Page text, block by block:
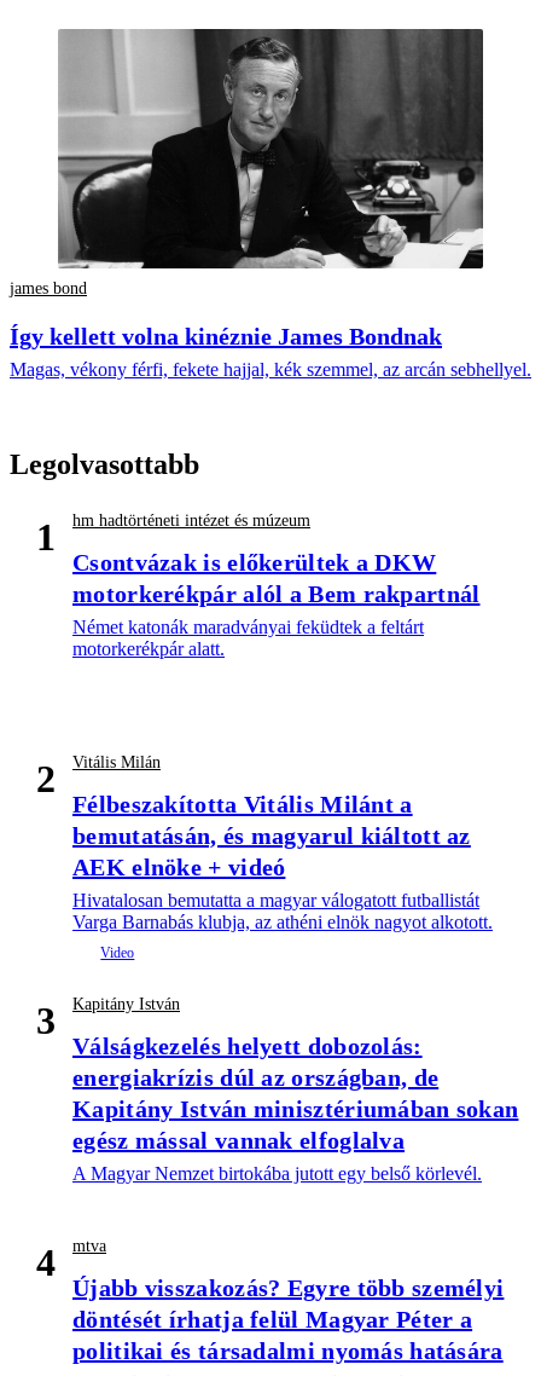
james bond
Így kellett volna kinéznie James Bondnak
Magas, vékony férfi, fekete hajjal, kék szemmel, az arcán sebhellyel.
Legolvasottabb
1 hm hadtörténeti intézet és múzeum
Csontvázak is előkerültek a DKW
motorkerékpár alól a Bem rakpartnál
Német katonák maradványai feküdtek a feltárt
motorkerékpár alatt.
2 Vitális Milán
Félbeszakította Vitális Milánt a
bemutatásán, és magyarul kiáltott az
AEK elnöke + videó
Hivatalosan bemutatta a magyar válogatott futballistát
Varga Barnabás klubja, az athéni elnök nagyot alkotott.
3 Kapitány István
Válságkezelés helyett dobozolás:
energiakrízis dúl az országban, de
Kapitány István minisztériumában sokan
egész mással vannak elfoglalva
A Magyar Nemzet birtokába jutott egy belső körlevél.
4 mtva
Újabb visszakozás? Egyre több személyi
döntését írhatja felül Magyar Péter a
politikai és társadalmi nyomás hatására